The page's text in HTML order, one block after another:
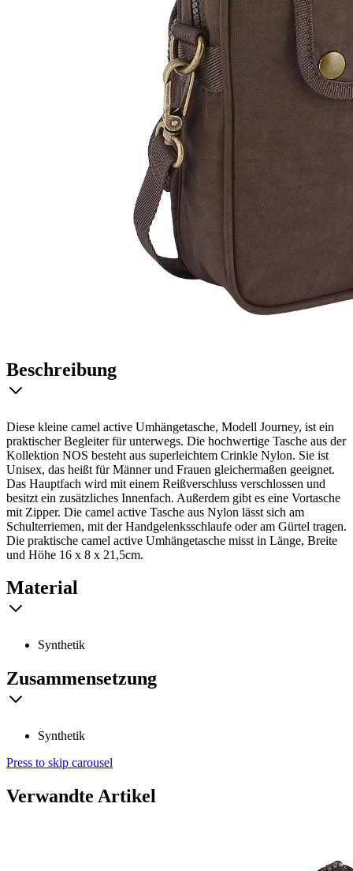
Beschreibung
Diese kleine camel active Umhängetasche, Modell Journey, ist ein
praktischer Begleiter für unterwegs. Die hochwertige Tasche aus der
Kollektion NOS besteht aus superleichtem Crinkle Nylon. Sie ist
Unisex, das heißt für Männer und Frauen gleichermaßen geeignet.
Das Hauptfach wird mit einem Reißverschluss verschlossen und
besitzt ein zusätzliches Innenfach. Außerdem gibt es eine Vortasche
mit Zipper. Die camel active Tasche aus Nylon lässt sich am
Schulterriemen, mit der Handgelenksschlaufe oder am Gürtel tragen.
Die praktische camel active Umhängetasche misst in Länge, Breite
und Höhe 16 x 8 x 21,5cm.
Material
Synthetik
Zusammensetzung
Synthetik
Press to skip carousel
Verwandte Artikel